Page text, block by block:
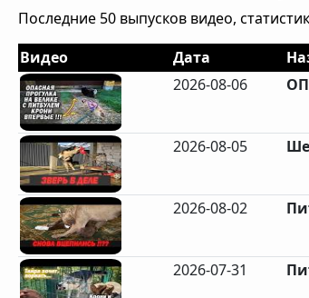
Последние 50 выпусков видео,
Видео
Дата
2026-08-06
2026-08-05
2026-08-02
2026-07-31